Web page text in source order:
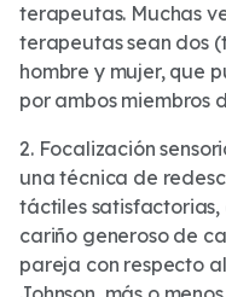
terapeutas. Muchas
terapeutas sean dos
hombre y mujer, que
por ambos miembros
2. Focalización
una técnica de
táctiles satisfactorias,
cariño generoso de
pareja con respecto